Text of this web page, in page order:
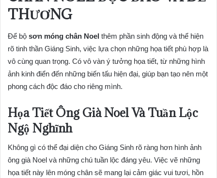
THƯƠNG
Để bộ sơn móng chân Noel thêm phần sinh động và thể hiện
rõ tinh thần Giáng Sinh, việc lựa chọn những họa tiết phù hợp là
vô cùng quan trọng. Có vô vàn ý tưởng họa tiết, từ những hình
ảnh kinh điển đến những biến tấu hiện đại, giúp bạn tạo nên một
phong cách độc đáo cho riêng mình.
Họa Tiết Ông Già Noel Và Tuần Lộc
Ngộ Nghĩnh
Không gì có thể đại diện cho Giáng Sinh rõ ràng hơn hình ảnh
ông già Noel và những chú tuần lộc đáng yêu. Việc vẽ những
họa tiết này lên móng chân sẽ mang lại cảm giác vui tươi, hồn